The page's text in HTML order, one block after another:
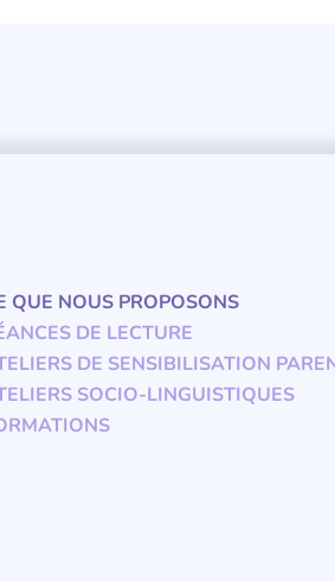
QUE NOUS PROPOSONS
DE LECTURE
DE SENSIBILISATION
SOCIO-LINGUISTIQUES